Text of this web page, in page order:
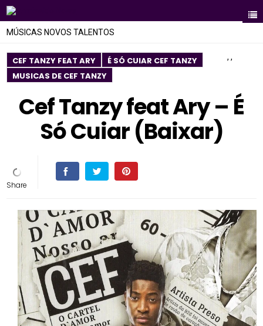
MÚSICAS NOVOS TALENTOS
CEF TANZY FEAT ARY ,
É SÓ CUIAR CEF TANZY ,
MUSICAS DE CEF TANZY
Cef Tanzy feat Ary – É
Só Cuiar (Baixar)